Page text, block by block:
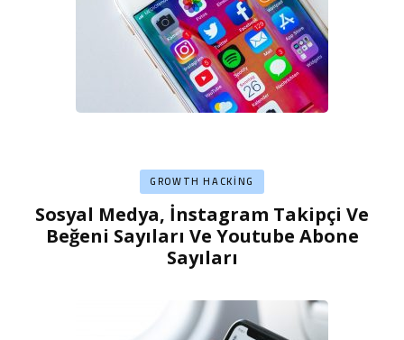
GROWTH HACKING
Sosyal Medya, İnstagram Takipçi Ve
Beğeni Sayıları Ve Youtube Abone
Sayıları